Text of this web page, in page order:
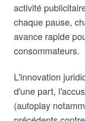
activité
chaque pause,
avance rapide
consommateurs.
L'innovation
d'une part,
(autoplay